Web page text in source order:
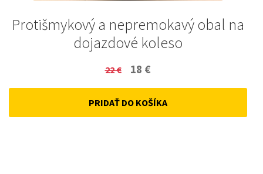
Protišmykový a nepremokavý obal na
dojazdové koleso
22€
Original
price
was:
18 €
price
is:
PRIDAŤ DO KOŠÍKA